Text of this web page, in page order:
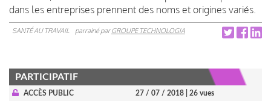
dans les entreprises prennent des noms et origines variés.
SANTÉ AU TRAVAIL parrainé parGROUPE TECHNOLOGIA
PARTICIPATIF
ACCÈS PUBLIC 27 / 07 / 2018 | 26 vues